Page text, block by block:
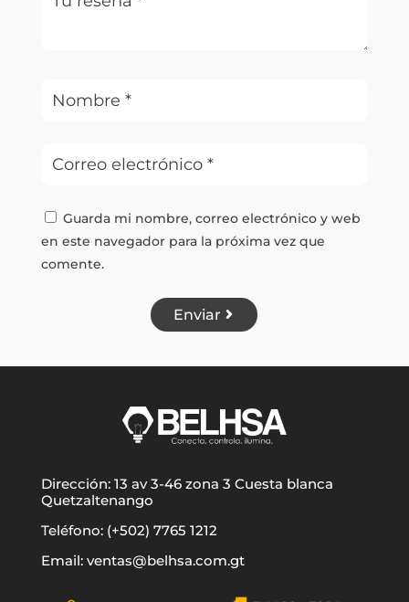
Guarda mi nombre, correo electrónico y web
en este navegador para la próxima vez que
comente.
Enviar
Dirección: 13 av 3-46 zona 3 Cuesta blanca
Quetzaltenango
Teléfono: (+502) 7765 1212
Email: ventas@belhsa.com.gt